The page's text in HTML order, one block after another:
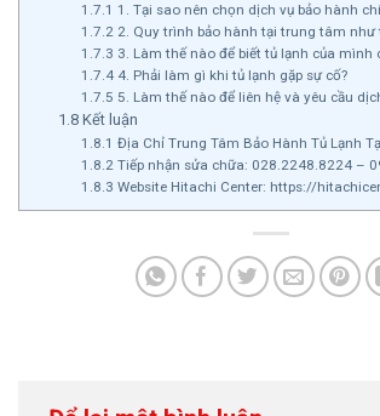
1.7.1 1. Tại sao nên chọn dịch vụ bảo hành
1.7.22. Quy trình bảo hành tại trung tâm như
1.7.3 3. Làm thế nào để biết tủ lạnh của mình
1.7.44. Phải làm gì khi tủ lạnh gặp sự cố?
1.7.5 5. Làm thế nào để liên hệ và yêu cầu
1.8Kết luận
1.8.1 Địa Chỉ Trung Tâm Bảo Hành Tủ Lạnh
1.8.2Tiếp nhận sửa chữa: 028.2248.8224 –
1.8.3 Website Hitachi Center: https://